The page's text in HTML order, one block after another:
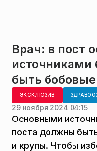
Врач: в пост
быть бобовые
ЭКСКЛЮЗИВ
29 ноября 2024 04:15
Основными
поста должны
и крупы. Чтобы